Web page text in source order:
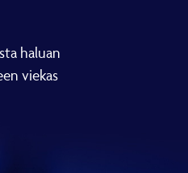
haluan
viekas